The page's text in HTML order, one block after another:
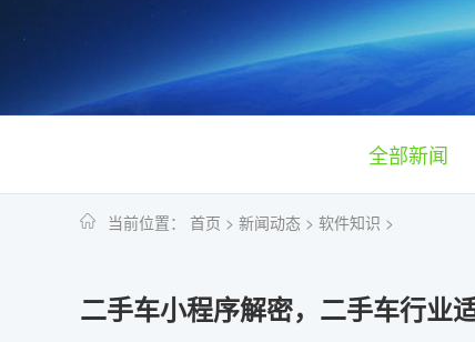
全部新闻
当前位置： 首页 > 新闻动态 > 软件知识 >
二手车小程序解密，二手车行业